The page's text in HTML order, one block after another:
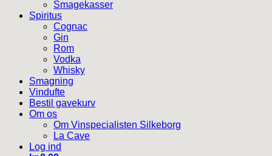
Smagekasser
Spiritus
Cognac
Gin
Rom
Vodka
Whisky
Smagning
Vindufte
Bestil gavekurv
Om os
Om Vinspecialisten Silkeborg
La Cave
Log ind